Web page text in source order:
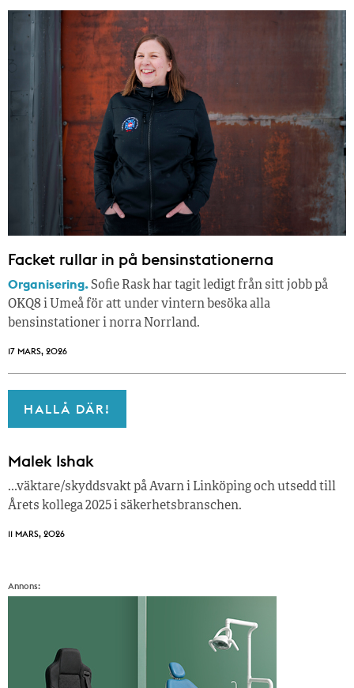
Facket rullar in på bensinstationerna
Organisering.Sofie Rask har tagit ledigt från sitt jobb på
OKQ8 i Umeå för att under vintern besöka alla
bensinstationer i norra Norrland.
17 MARS, 2026
HALLÅ DÄR!
Malek Ishak
…väktare/skyddsvakt på Avarn i Linköping och utsedd till
Årets kollega 2025 i säkerhetsbranschen.
11 MARS, 2026
Annons: